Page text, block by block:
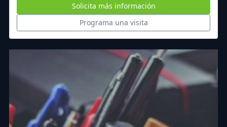
Solicita más información
Programa una visita